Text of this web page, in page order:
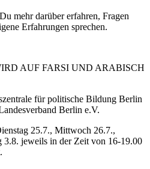
mehr darüber erfahren, Fragen
Erfahrungen sprechen.
AUF FARSI UND ARABISCH
für politische Bildung Berlin
Berlin e.V.
25.7., Mittwoch 26.7.,
3.8. jeweils in der Zeit von 16-19.00